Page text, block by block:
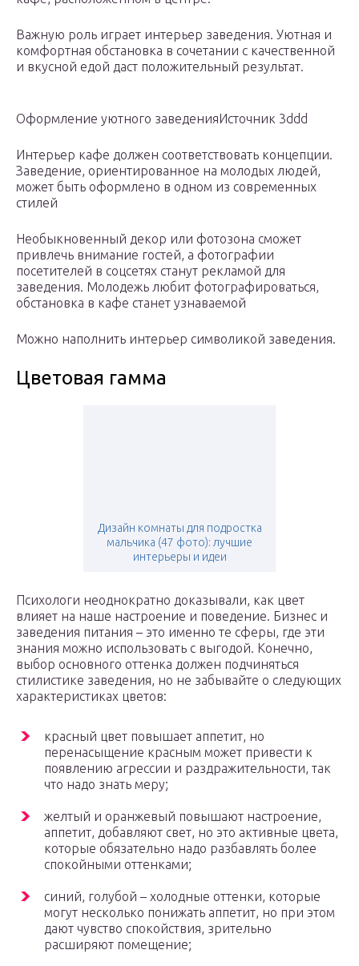
Важную роль играет интерьер заведения. Уютная и
комфортная обстановка в сочетании с качественной
и вкусной едой даст положительный результат.
Оформление уютного заведенияИсточник 3ddd
Интерьер кафе должен соответствовать концепции.
Заведение, ориентированное на молодых людей,
может быть оформлено в одном из современных
стилей
Необыкновенный декор или фотозона сможет
привлечь внимание гостей, а фотографии
посетителей в соцсетях станут рекламой для
заведения. Молодежь любит фотографироваться,
обстановка в кафе станет узнаваемой
Можно наполнить интерьер символикой заведения.
Цветовая гамма
Дизайн комнаты для подростка
мальчика (47 фото): лучшие
интерьеры и идеи
Психологи неоднократно доказывали, как цвет
влияет на наше настроение и поведение. Бизнес и
заведения питания – это именно те сферы, где эти
знания можно использовать с выгодой. Конечно,
выбор основного оттенка должен подчиняться
стилистике заведения, но не забывайте о следующих
характеристиках цветов:
красный цвет повышает аппетит, но
перенасыщение красным может привести к
появлению агрессии и раздражительности, так
что надо знать меру;
желтый и оранжевый повышают настроение,
аппетит, добавляют свет, но это активные цвета,
которые обязательно надо разбавлять более
спокойными оттенками;
синий, голубой – холодные оттенки, которые
могут несколько понижать аппетит, но при этом
дают чувство спокойствия, зрительно
расширяют помещение;